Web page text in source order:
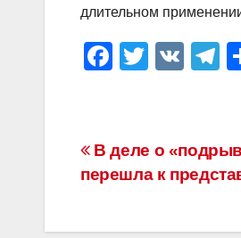
длительном
F
e
b
o
T
er
V
T
a
Навигация
по
записям
В деле о
перешла к